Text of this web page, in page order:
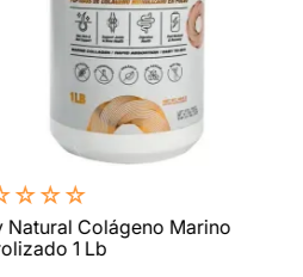
☆☆☆
Natural Colágeno Marino
1 Lb